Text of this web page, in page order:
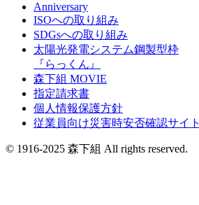
Anniversary
ISOへの取り組み
SDGsへの取り組み
太陽光発電システム鋼製型枠
『らっくん』
森下組 MOVIE
指定請求書
個人情報保護方針
従業員向け災害時安否確認サイト
© 1916-2025 森下組 All rights reserved.